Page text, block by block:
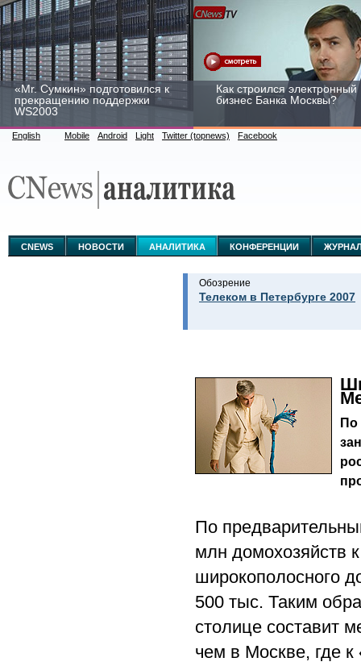
«Mr. Сумкин» подготовился к
прекращению поддержки
WS2003
Как строился электронный
бизнес Банка Москвы?
к аналитике
участвовать
English Mobile Android Light Twitter (topnews) Facebook
CNEWS НОВОСТИ АНАЛИТИКА КОНФЕРЕНЦИИ
Обозрение
Телеком в Петербурге 2007
По
По
млн домохозяйств
широкополосного
500 тыс. Таким
столице составит
чем в Москве, где